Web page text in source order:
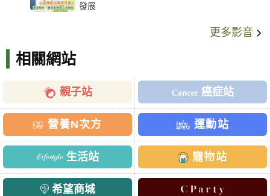
發展
更多影音
相關網站
親子站 癌症站
營養N次方 運動站
生活站 寵物站
希望商城